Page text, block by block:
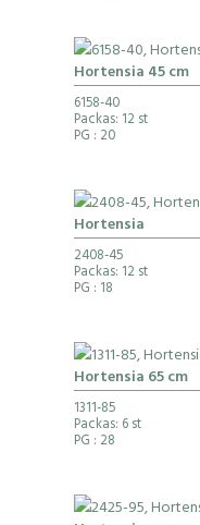
Hortensia 45 cm
6158-40
Packas: 12 st
PG : 20
Hortensia
2408-45
Packas: 12 st
PG : 18
Hortensia 65 cm
1311-85
Packas: 6 st
PG : 28